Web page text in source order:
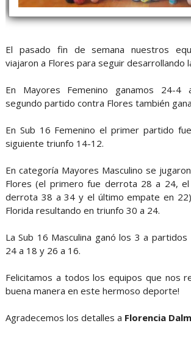
El pasado fin de semana nuestros
viajaron a Flores para seguir desarrollando
En Mayores Femenino ganamos 24-
segundo partido contra Flores también
En Sub 16 Femenino el primer partido
siguiente triunfo 14-12.
En categoría Mayores Masculino se
Flores (el primero fue derrota 28 a 24, el
derrota 38 a 34 y el último empate en
Florida resultando en triunfo 30 a 24.
La Sub 16 Masculina ganó los 3 a
24 a 18 y 26 a 16.
Felicitamos a todos los equipos que nos
buena manera en este hermoso deporte!
Agradecemos los detalles a Florencia